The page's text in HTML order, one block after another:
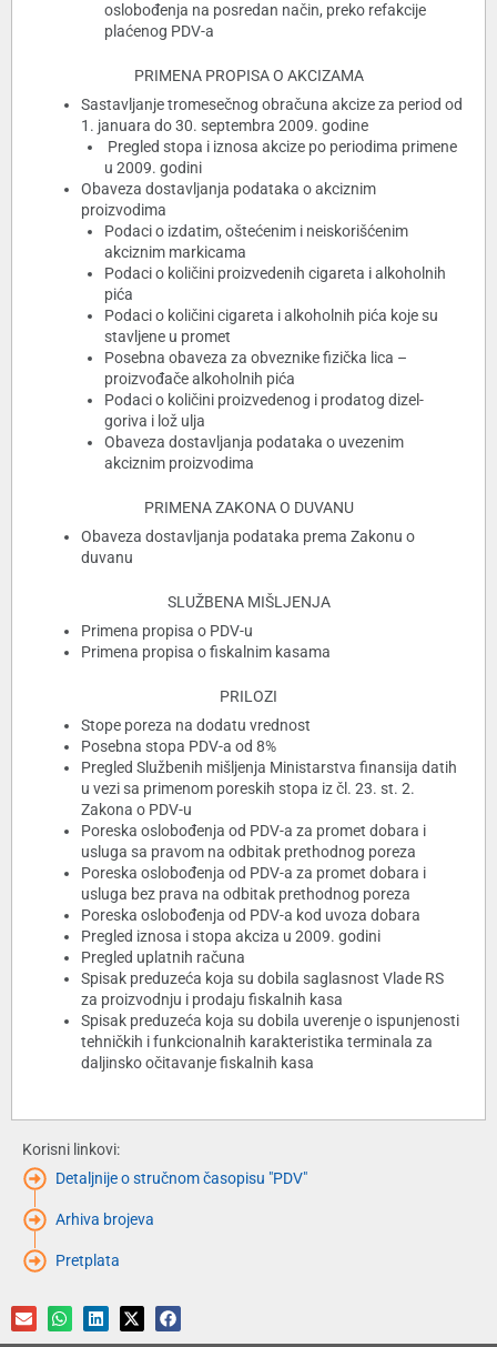
oslobođenja na posredan način, preko refakcije
plaćenog PDV-a
PRIMENA PROPISA O AKCIZAMA
Sastavljanje tromesečnog obračuna akcize za period od
1. januara do 30. septembra 2009. godine
Pregled stopa i iznosa akcize po periodima primene
u 2009. godini
Obaveza dostavljanja podataka o akciznim
proizvodima
Podaci o izdatim, oštećenim i neiskorišćenim
akciznim markicama
Podaci o količini proizvedenih cigareta i alkoholnih
pića
Podaci o količini cigareta i alkoholnih pića koje su
stavljene u promet
Posebna obaveza za obveznike fizička lica –
proizvođače alkoholnih pića
Podaci o količini proizvedenog i prodatog dizel-
goriva i lož ulja
Obaveza dostavljanja podataka o uvezenim
akciznim proizvodima
PRIMENA ZAKONA O DUVANU
Obaveza dostavljanja podataka prema Zakonu o
duvanu
SLUŽBENA MIŠLJENJA
Primena propisa o PDV-u
Primena propisa o fiskalnim kasama
PRILOZI
Stope poreza na dodatu vrednost
Posebna stopa PDV-a od 8%
Pregled Službenih mišljenja Ministarstva finansija datih
u vezi sa primenom poreskih stopa iz čl. 23. st. 2.
Zakona o PDV-u
Poreska oslobođenja od PDV-a za promet dobara i
usluga sa pravom na odbitak prethodnog poreza
Poreska oslobođenja od PDV-a za promet dobara i
usluga bez prava na odbitak prethodnog poreza
Poreska oslobođenja od PDV-a kod uvoza dobara
Pregled iznosa i stopa akciza u 2009. godini
Pregled uplatnih računa
Spisak preduzeća koja su dobila saglasnost Vlade RS
za proizvodnju i prodaju fiskalnih kasa
Spisak preduzeća koja su dobila uverenje o ispunjenosti
tehničkih i funkcionalnih karakteristika terminala za
daljinsko očitavanje fiskalnih kasa
Korisni linkovi:
Detaljnije o stručnom časopisu "PDV"
Arhiva brojeva
Pretplata